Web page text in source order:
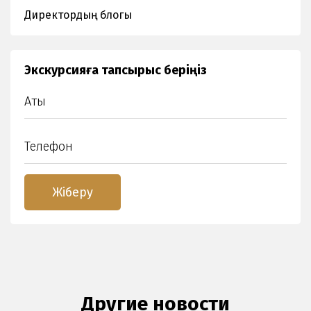
Директордың блогы
Экскурсияға тапсырыс беріңіз
Другие новости